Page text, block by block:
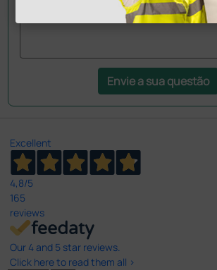
Envie a sua questão
Excellent
4,8/5
165
reviews
Our 4 and 5 star reviews.
Click here to read them all >